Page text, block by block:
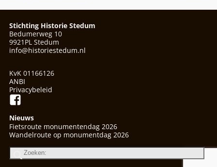
Stichting Historie Stedum
Bedumerweg 10
9921PL Stedum
info@historiestedum.nl
KvK 01166126
ANBI
Privacybeleid
Nieuws
Fietsroute monumentendag 2026
Wandelroute op monumentdag 2026